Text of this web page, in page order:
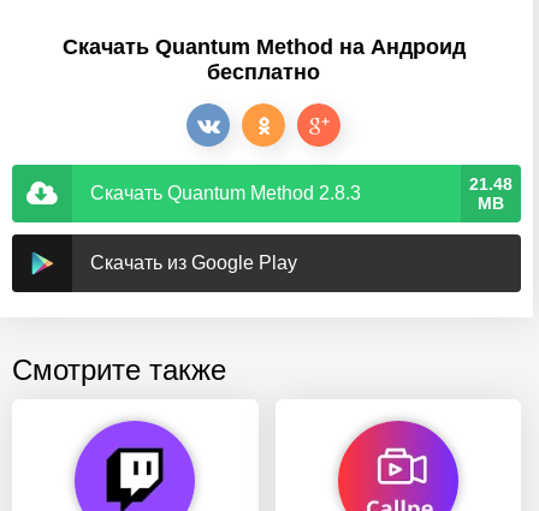
Скачать Quantum Method на Андроид
бесплатно
Скачать Quantum Method 2.8.3
21.48
MB
Скачать из Google Play
Смотрите также